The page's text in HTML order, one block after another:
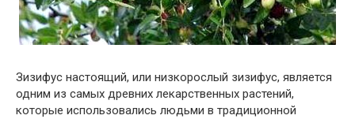
Зизифус настоящий, или низкорослый зизифус, является
одним из самых древних лекарственных растений,
которые использовались людьми в традиционной